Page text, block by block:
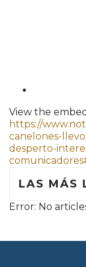
View the
https://
canelones-
desperto-
LAS MÁS
Error: No